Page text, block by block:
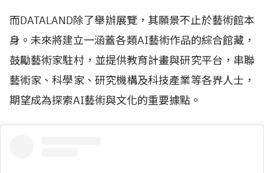
而DATALAND除了舉辦展覽，其願景不止於藝術館本
身。未來將建立一涵蓋各類AI藝術作品的綜合館藏，
鼓勵藝術家駐村，並提供教育計畫與研究平台，串聯
藝術家、科學家、研究機構及科技產業等各界人士，
期望成為探索AI藝術與文化的重要據點。